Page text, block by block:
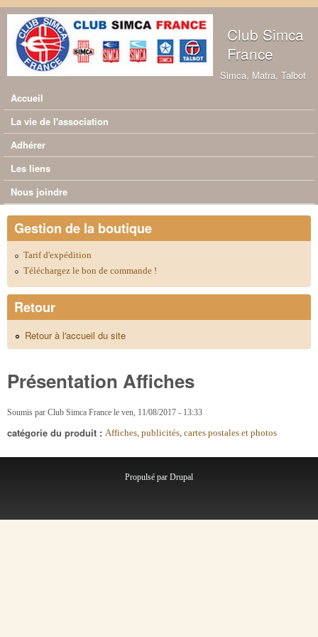
Aller au contenu principal
Club Simca
France
Simca, Matra, Talbot
Menu principal
Accueil
La vie de l'association
Adhérer
Les liens
Nous joindre
Gestion de la boutique
Tarif d'expédition
Téléchargez le bon de commande !
Retour
Retour à l'accueil du site
Présentation Affiches
Soumis par Club Simca France le ven, 11/08/2017 - 13:33
catégorie du produit : Affiches, publicités, cartes postales et photos
Propulsé par Drupal